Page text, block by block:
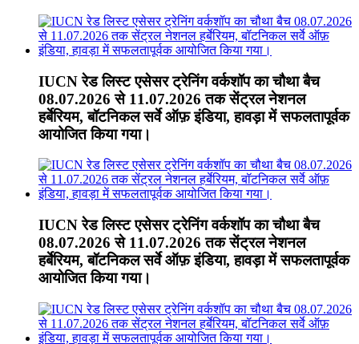
IUCN रेड लिस्ट एसेसर ट्रेनिंग वर्कशॉप का चौथा बैच
08.07.2026 से 11.07.2026 तक सेंट्रल नेशनल
हर्बेरियम, बॉटनिकल सर्वे ऑफ़ इंडिया, हावड़ा में सफलतापूर्वक
आयोजित किया गया।
IUCN रेड लिस्ट एसेसर ट्रेनिंग वर्कशॉप का चौथा बैच
08.07.2026 से 11.07.2026 तक सेंट्रल नेशनल
हर्बेरियम, बॉटनिकल सर्वे ऑफ़ इंडिया, हावड़ा में सफलतापूर्वक
आयोजित किया गया।